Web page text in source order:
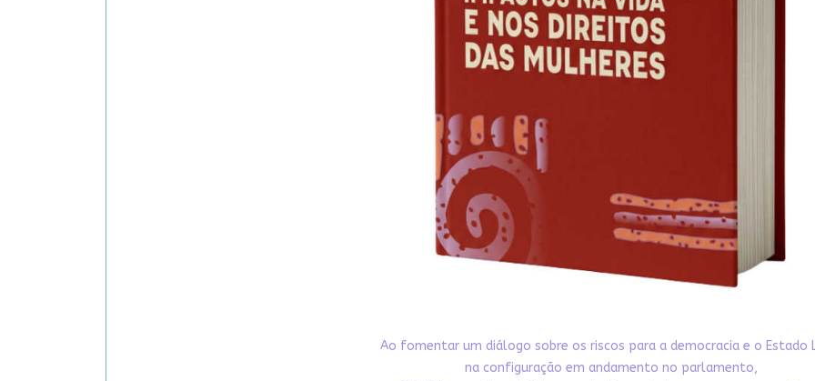
Ao fomentar um diálogo sobre os riscos para a democracia e o Estado
na configuração em andamento no parlamento,